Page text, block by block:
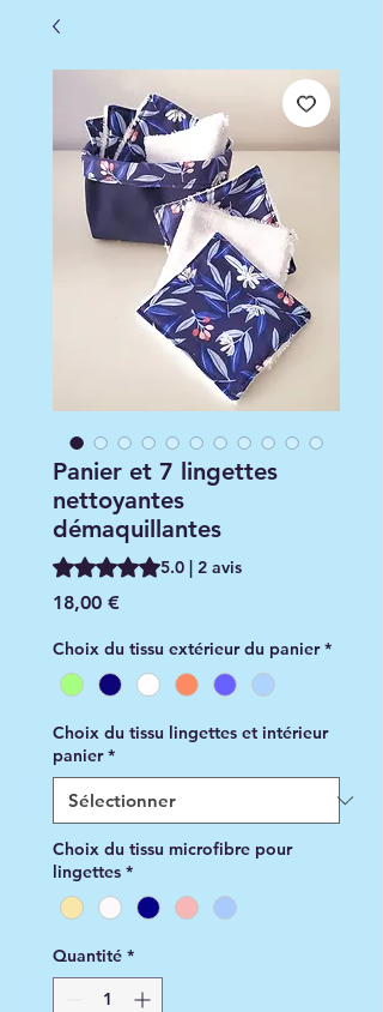
Panier et 7 lingettes
nettoyantes
démaquillantes
La note est de 5.0 sur cinq étoiles selon
5.0 | 2 avis
18,00 €
Choix du tissu extérieur du panier *
Choix du tissu lingettes et intérieur
panier *
Choix du tissu microfibre pour
lingettes *
Quantité *